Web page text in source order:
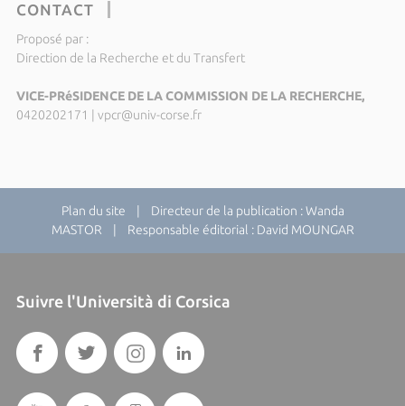
CONTACT
Proposé par :
Direction de la Recherche et du Transfert
VICE-PRéSIDENCE DE LA COMMISSION DE LA RECHERCHE,
0420202171
vpcr@univ-corse.fr
Plan du site | Directeur de la publication : Wanda
MASTOR | Responsable éditorial : David MOUNGAR
Suivre l'Università di Corsica